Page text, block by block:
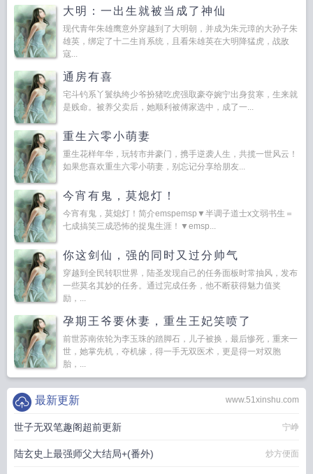
大明：一出生就被当成了神仙
现代青年朱雄鹰意外穿越到了大明朝，并成为朱元璋的大孙子朱
雄英，绑定了十二生肖系统，且看朱雄英在大明降猛虎，战敌
寇...
通房有喜
宅斗钓系丫鬟纨绔少爷扮猪吃虎强取豪夺婉宁出身贫寒，生来就
是贱命。被养父卖后，她顺利被傅家选中，成了一...
重生六零小萌妻
重生花样年华，玩转市井豪门，携手逆袭人生，共揽一世风云！
如果您喜欢重生六零小萌妻，别忘记分享给朋友...
今宵有鬼，莫熄灯！
今宵有鬼，莫熄灯！简介emspemsp▼半调子道士x文弱书生＝
七成搞笑三成恐怖的捉鬼生涯！▼emsp...
你这剑仙，强的同时又过分帅气
穿越到全民转职世界，陆圣发现自己的任务面板时常抽风，发布
一些莫名其妙的任务。通过完成任务，他不断获得魅力值奖
励，...
孕期王爷要休妻，重生王妃笑喷了
前世苏南依轮为李玉珠的踏脚石，儿子被换，最后惨死，重来一
世，她掌先机，夺机缘，得一手无双医术，更是得一对双胞
胎，...
www.51xinshu.com
最新更新
世子无双笔趣阁超前更新 宁峥
陆玄史上最强师父大结局+(番外) 炒方便面